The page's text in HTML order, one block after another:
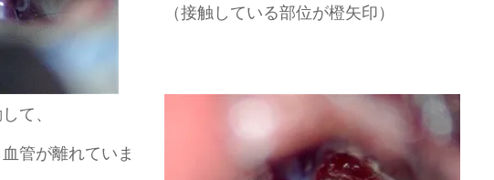
（接触している部位が橙矢印）
て、
管が離れていま